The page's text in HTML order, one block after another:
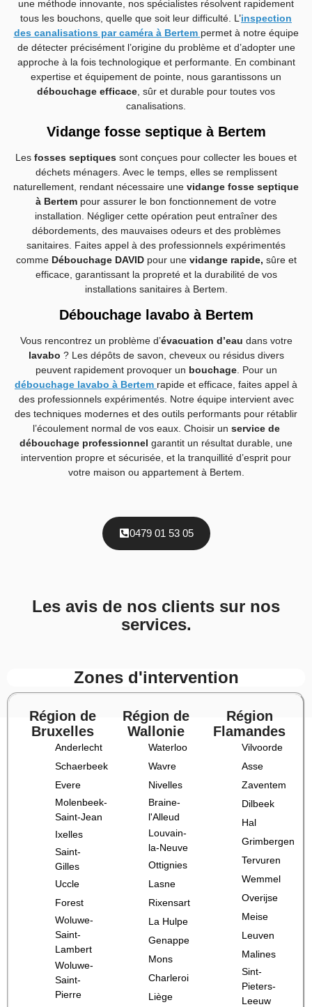
une méthode innovante, nos spécialistes résolvent rapidement
tous les bouchons, quelle que soit leur difficulté. L ’inspection
des canalisations par caméra à Bertem permet à notre équipe
de détecter précisément l’origine du problème et d’adopter une
approche à la fois technologique et performante. En combinant
expertise et équipement de pointe, nous garantissons un
débouchage efficace , sûr et durable pour toutes vos
canalisations.
Vidange fosse septique à Bertem
Les fosses septiques sont conçues pour collecter les boues et
déchets ménagers. Avec le temps, elles se remplissent
naturellement, rendant nécessaire une vidange fosse septique
à Bertem pour assurer le bon fonctionnement de votre
installation. Négliger cette opération peut entraîner des
débordements, des mauvaises odeurs et des problèmes
sanitaires. Faites appel à des professionnels expérimentés
comme Débouchage DAVIDpour une vidange rapide, sûre et
efficace, garantissant la propreté et la durabilité de vos
installations sanitaires à Bertem.
Débouchage lavabo à Bertem
Vous rencontrez un problème d’évacuation d’eau dans votre
lavabo ? Les dépôts de savon, cheveux ou résidus divers
peuvent rapidement provoquer un bouchage. Pour un
débouchage lavabo à Bertem rapide et efficace, faites appel à
des professionnels expérimentés. Notre équipe intervient avec
des techniques modernes et des outils performants pour rétablir
l’écoulement normal de vos eaux. Choisir un service de
débouchage professionnel garantit un résultat durable, une
intervention propre et sécurisée, et la tranquillité d’esprit pour
votre maison ou appartement à Bertem.
0479 01 53 05
Les avis de nos clients sur nos
services.
Zones d'intervention
Région de
Bruxelles
Anderlecht
Schaerbeek
Evere
Molenbeek-
Saint-Jean
Ixelles
Saint-
Gilles
Uccle
Forest
Woluwe-
Saint-
Lambert
Woluwe-
Saint-
Pierre
Région de
Wallonie
Waterloo
Wavre
Nivelles
Braine-
l'Alleud
Louvain-
la-Neuve
Ottignies
Lasne
Rixensart
La Hulpe
Genappe
Mons
Charleroi
Liège
Région
Flamandes
Vilvoorde
Asse
Zaventem
Dilbeek
Hal
Grimbergen
Tervuren
Wemmel
Overijse
Meise
Leuven
Malines
Sint-
Pieters-
Leeuw